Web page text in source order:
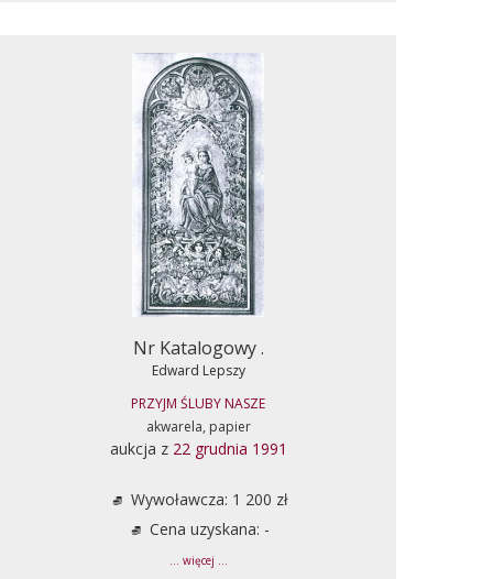
Nr Katalogowy .
Edward Lepszy
PRZYJM ŚLUBY NASZE
akwarela, papier
aukcja z 22 grudnia 1991
Wywoławcza: 1 200 zł
Cena uzyskana: -
... więcej ...